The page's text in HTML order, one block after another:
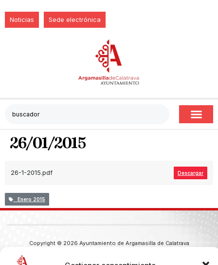
Noticias Sede electrónica
26/01/2015
26-1-2015.pdf Descargar
Enero 2015
Copyright © 2026 Ayuntamiento de Argamasilla de Calatrava